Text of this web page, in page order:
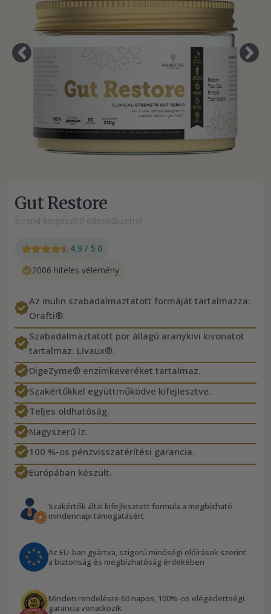
Gut Restore
4.9 / 5.0
2006 hiteles vélemény
Az inulin szabadalmaztatott formáját tartalmazza:
Orafti®.
Szabadalmaztatott por állagú aranykivi kivonatot
tartalmaz: Livaux®.
DigeZyme® enzimkeveréket tartalmaz.
Szakértőkkel együttműködve kifejlesztve.
Teljes oldhatóság.
Nagyszerű íz.
100 %-os pénzvisszatérítési garancia.
Európában készült.
Szakértők által kifejlesztett formula a megbízható
mindennapi támogatásért
Az EU-ban gyártva, szigorú minőségi előírások szerint
a biztonság és megbízhatóság érdekében
Minden rendelésre 60 napos, 100%-os elégedettségi
garancia vonatkozik